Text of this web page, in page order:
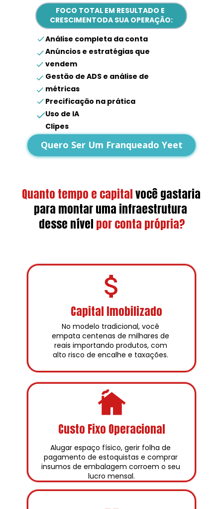
FOCO TOTAL EM RESULTADO E
CRESCIMENTODA SUA OPERAÇÃO:
Análise completa da conta
Anúncios e estratégias que
vendem
Gestão de ADS e análise de
métricas
Precificação na prática
Uso de IA
Clipes
Quero Ser Um Franqueado Yeet
Quanto tempo e capitalvocê gastaria
para montar uma infraestrutura
desse nível por conta própria?
Capital Imobilizado
Custo Fixo Operacional
No modelo tradicional, você
empata centenas de milhares de
reais importando produtos, com
alto risco de encalhe e taxações.
Alugar espaço físico, gerir folha de
pagamento de estoquistas e comprar
insumos de embalagem corroem o seu
lucro mensal.